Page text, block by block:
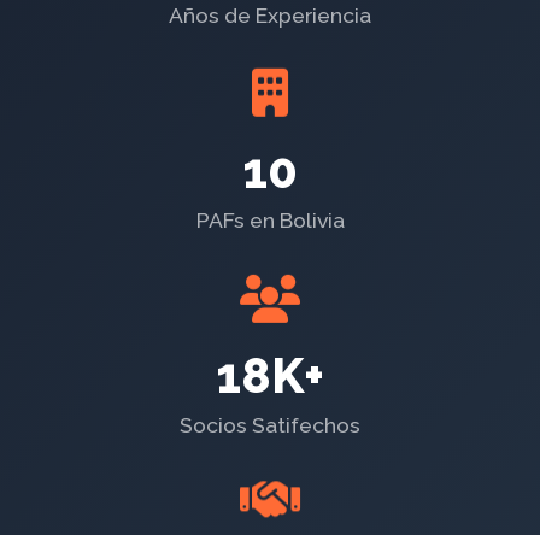
Años de Experiencia
10
PAFs en Bolivia
18K+
Socios Satifechos